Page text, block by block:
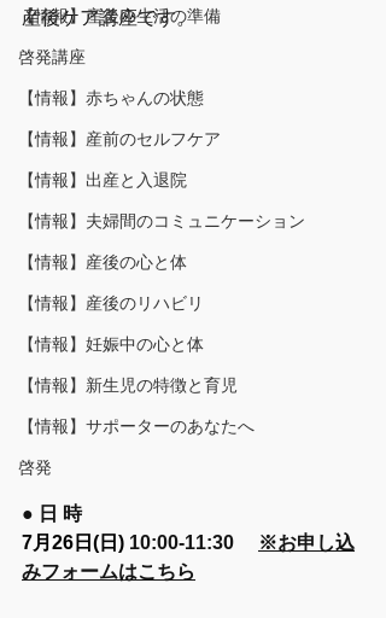
【情報】産後の生活の準備
啓発講座
【情報】赤ちゃんの状態
【情報】産前のセルフケア
【情報】出産と入退院
【情報】夫婦間のコミュニケーション
【情報】産後の心と体
【情報】産後のリハビリ
【情報】妊娠中の心と体
【情報】新生児の特徴と育児
【情報】サポーターのあなたへ
啓発
産後ケア講座です。
● 日 時
7月26日(日) 10:00-11:30
※お申し込
みフォームはこちら